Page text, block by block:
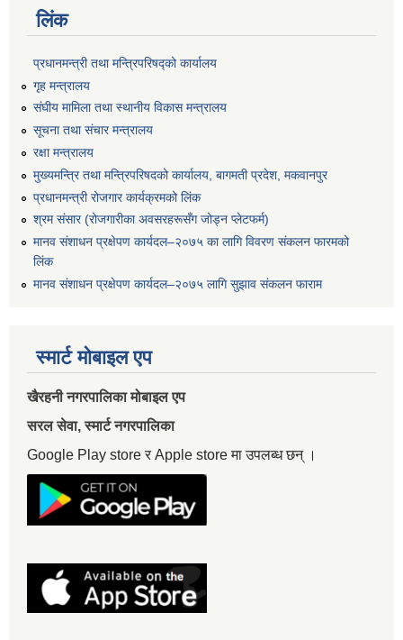
लिंक
प्रधानमन्त्री तथा मन्त्रिपरिषद्को कार्यालय
गृह मन्त्रालय
संघीय मामिला तथा स्थानीय विकास मन्त्रालय
सूचना तथा संचार मन्त्रालय
रक्षा मन्त्रालय
मुख्यमन्त्रि तथा मन्त्रिपरिषदको कार्यालय, बागमती प्रदेश, मकवानपुर
प्रधानमन्त्री रोजगार कार्यक्रमको लिंक
श्रम संसार (रोजगारीका अवसरहरूसँग जोड्न प्लेटफर्म)
मानव संशाधन प्रक्षेपण कार्यदल–२०७५ का लागि विवरण संकलन फारमको
लिंक
मानव संशाधन प्रक्षेपण कार्यदल–२०७५ लागि सुझाव संकलन फाराम
स्मार्ट मोबाइल एप
खैरहनी नगरपालिका मोबाइल एप
सरल सेवा, स्मार्ट नगरपालिका
Google Play store र Apple store मा उपलब्ध छन् ।